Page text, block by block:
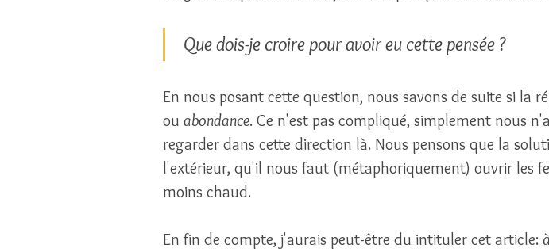
Que dois-je croire pour avoir eu cette pensée ?
En nous posant cette question, nous savons de suite si la
ou abondance. Ce n'est pas compliqué, simplement nous
regarder dans cette direction là. Nous pensons que la
l'extérieur, qu'il nous faut (métaphoriquement) ouvrir les
moins chaud.
En fin de compte, j'aurais peut-être du intituler cet article: